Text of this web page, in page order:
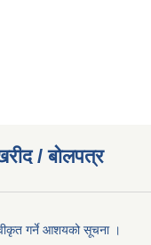
/ बोलपत्र
गर्ने आशयको सूचना ।